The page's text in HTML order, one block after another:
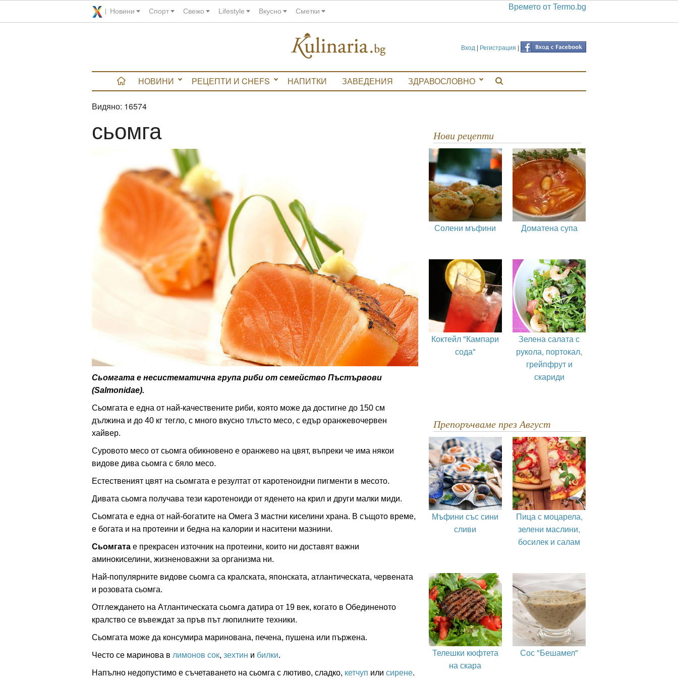
Новини Спорт Свежо Lifestyle Вкусно Сметки Времето от Termo.bg
Вход | Регистрация |
НОВИНИ РЕЦЕПТИ И CHEFS НАПИТКИ ЗАВЕДЕНИЯ ЗДРАВОСЛОВНО
Видяно: 16574
сьомга
Сьомгата е несистематична група риби от семейство Пъстървови
(Salmonidae).
Сьомгата е една от най-качествените риби, която може да достигне до 150 см
дължина и до 40 кг тегло, с много вкусно тлъсто месо, с едър оранжевочервен
хайвер.
Суровото месо от сьомга обикновено е оранжево на цвят, въпреки че има някои
видове дива сьомга с бяло месо.
Естественият цвят на сьомгата е резултат от каротеноидни пигменти в месото.
Дивата сьомга получава тези каротеноиди от яденето на крил и други малки миди.
Сьомгата е една от най-богатите на Омега 3 мастни киселини храна. В същото време,
е богата и на протеини и бедна на калории и наситени мазнини.
Сьомгата е прекрасен източник на протеини, които ни доставят важни
аминокиселини, жизненоважни за организма ни.
Най-популярните видове сьомга са кралската, японската, атлантическата, червената
и розовата сьомга.
Отглеждането на Атлантическата сьомга датира от 19 век, когато в Обединеното
кралство се въвеждат за пръв път люпилните техники.
Сьомгата може да консумира маринована, печена, пушена или пържена.
Често се маринова в лимонов сок, зехтин и билки.
Напълно недопустимо е съчетаването на сьомга с лютиво, сладко, кетчуп или сирене.
Нови рецепти
Солени мъфини Доматена супа
Коктейл "Кампари
сода"
Зелена салата с
рукола, портокал,
грейпфрут и
скариди
Препоръчваме през Август
Мъфини със сини
сливи
Пица с моцарела,
зелени маслини,
босилек и салам
Телешки кюфтета
на скара
Сос "Бешамел"